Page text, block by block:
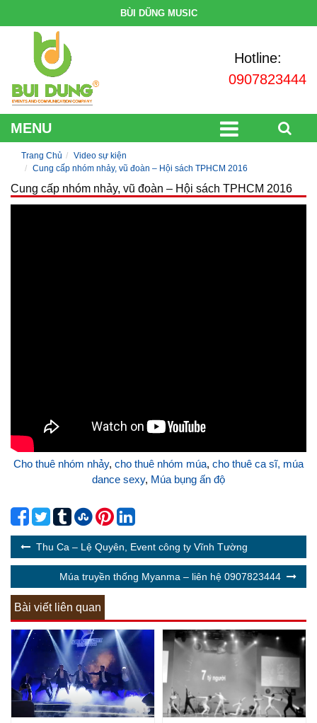
BÙI DŨNG MUSIC
Hotline:
0907823444
MENU
Trang Chủ
Video sự kiện
Cung cấp nhóm nhảy, vũ đoàn – Hội sách TPHCM 2016
Cung cấp nhóm nhảy, vũ đoàn – Hội sách TPHCM 2016
Cho thuê nhóm nhảy, cho thuê nhóm múa, cho thuê ca sĩ, múa
dance sexy, Múa bụng ấn độ
Thu Ca – Lệ Quyên, Event công ty Vĩnh Tường
Múa truyền thống Myanma – liên hệ 0907823444
Bài viết liên quan